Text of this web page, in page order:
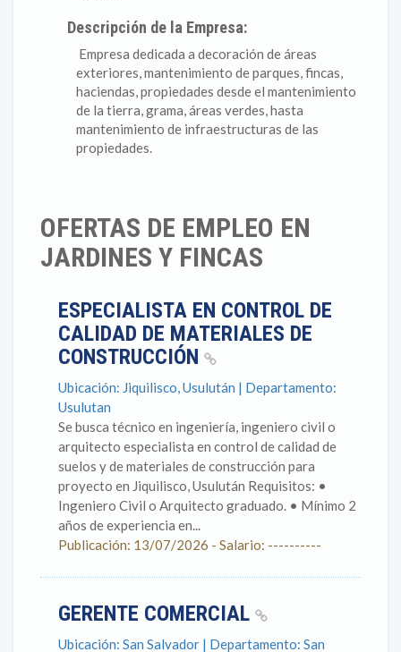
Descripción de la Empresa:
Empresa dedicada a decoración de áreas
exteriores, mantenimiento de parques, fincas,
haciendas, propiedades desde el mantenimiento
de la tierra, grama, áreas verdes, hasta
mantenimiento de infraestructuras de las
propiedades.
OFERTAS DE EMPLEO EN
JARDINES Y FINCAS
ESPECIALISTA EN CONTROL DE
CALIDAD DE MATERIALES DE
CONSTRUCCIÓN
Ubicación: Jiquilisco, Usulután | Departamento:
Usulutan
Se busca técnico en ingeniería, ingeniero civil o
arquitecto especialista en control de calidad de
suelos y de materiales de construcción para
proyecto en Jiquilisco, Usulután Requisitos: •
Ingeniero Civil o Arquitecto graduado. • Mínimo 2
años de experiencia en...
Publicación: 13/07/2026 - Salario: ----------
GERENTE COMERCIAL
Ubicación: San Salvador | Departamento: San